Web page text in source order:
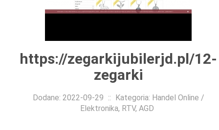
https://zegarkijubilerjd.pl/12-
zegarki
Dodane: 2022-09-29 :: Kategoria: Handel Online /
Elektronika, RTV, AGD